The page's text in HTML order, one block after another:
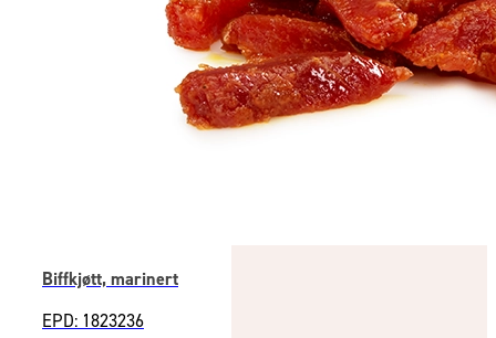
Biffkjøtt, marinert
EPD: 1823236